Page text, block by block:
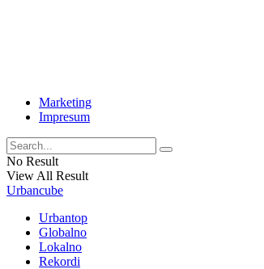
Marketing
Impresum
No Result
View All Result
Urbancube
Urbantop
Globalno
Lokalno
Rekordi